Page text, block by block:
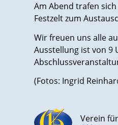
Am Abend trafen
Festzelt zum
Wir freuen uns alle
Ausstellung ist von 9
(Fotos: Ingrid
Verein